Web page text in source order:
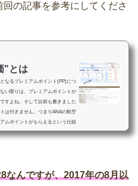
回の記事を参考にしてくださ
"とは
なるプレミアムポイント(PP)につ
い限りは、プレミアムポイントが
すよね。そして以前も書きました
は付きません。つまりANAの航空
ムポイントがもらえるという仕組
ミアムポイントを稼ぐには、AN
なんですが、2017年の8月以